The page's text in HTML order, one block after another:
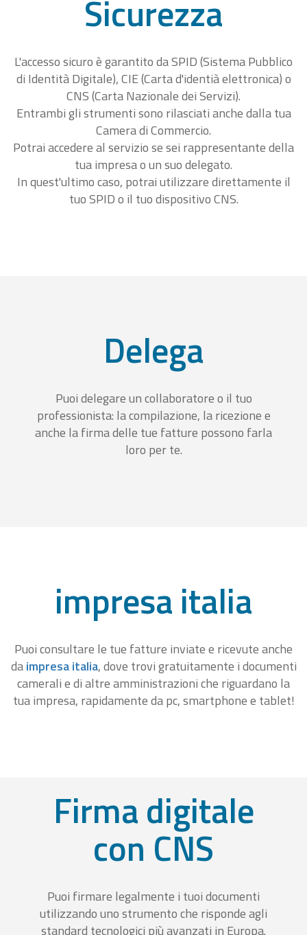
Sicurezza
L'accesso sicuro è garantito da SPID (Sistema Pubblico
di Identità Digitale), CIE (Carta d'identià elettronica) o
CNS (Carta Nazionale dei Servizi).
Entrambi gli strumenti sono rilasciati anche dalla tua
Camera di Commercio.
Potrai accedere al servizio se sei rappresentante della
tua impresa o un suo delegato.
In quest'ultimo caso, potrai utilizzare direttamente il
tuo SPID o il tuo dispositivo CNS.
Delega
Puoi delegare un collaboratore o il tuo
professionista: la compilazione, la ricezione e
anche la firma delle tue fatture possono farla
loro per te.
impresa italia
Puoi consultare le tue fatture inviate e ricevute anche
daimpresa italia, dove trovi gratuitamente i documenti
camerali e di altre amministrazioni che riguardano la
tua impresa, rapidamente da pc, smartphone e tablet!
Firma digitale
con CNS
Puoi firmare legalmente i tuoi documenti
utilizzando uno strumento che risponde agli
standard tecnologici più avanzati in Europa.